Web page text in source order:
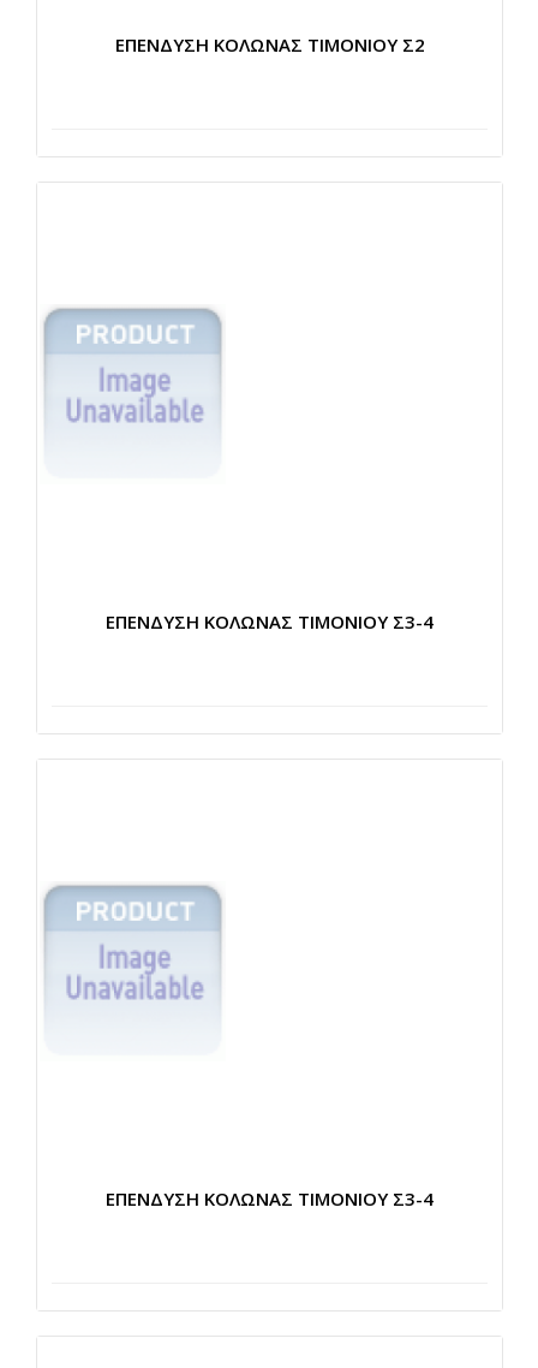
ΕΠΕΝΔΥΣΗ ΚΟΛΩΝΑΣ ΤΙΜΟΝΙΟΥ Σ2
ΕΠΕΝΔΥΣΗ ΚΟΛΩΝΑΣ ΤΙΜΟΝΙΟΥ Σ3-4
ΕΠΕΝΔΥΣΗ ΚΟΛΩΝΑΣ ΤΙΜΟΝΙΟΥ Σ3-4